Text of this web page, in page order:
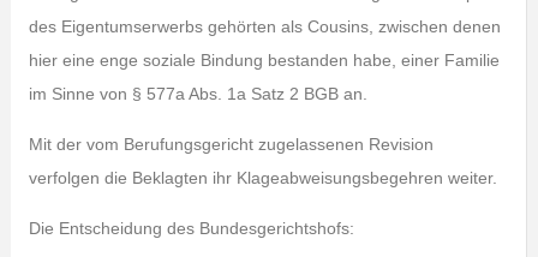
des Eigentumserwerbs gehörten als Cousins, zwischen denen
hier eine enge soziale Bindung bestanden habe, einer Familie
im Sinne von § 577a Abs. 1a Satz 2 BGB an.
Mit der vom Berufungsgericht zugelassenen Revision
verfolgen die Beklagten ihr Klageabweisungsbegehren weiter.
Die Entscheidung des Bundesgerichtshofs: